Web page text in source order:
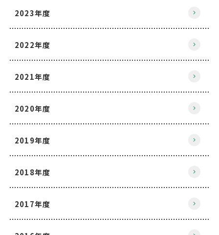
2023年度
2022年度
2021年度
2020年度
2019年度
2018年度
2017年度